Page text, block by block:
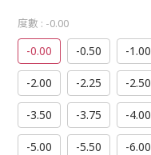
度數 : -0.00
-0.00 -0.50 -1.00
-2.00 -2.25 -2.50
-3.50 -3.75 -4.00
-5.00 -5.50 -6.00